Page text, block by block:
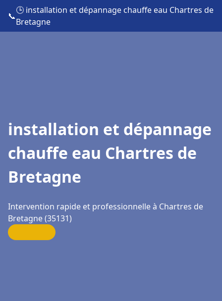
📞
🕒 installation et dépannage chauffe eau Chartres de
Bretagne
installation et dépannage
chauffe eau Chartres de
Bretagne
Intervention rapide et professionnelle à Chartres de
Bretagne (35131)